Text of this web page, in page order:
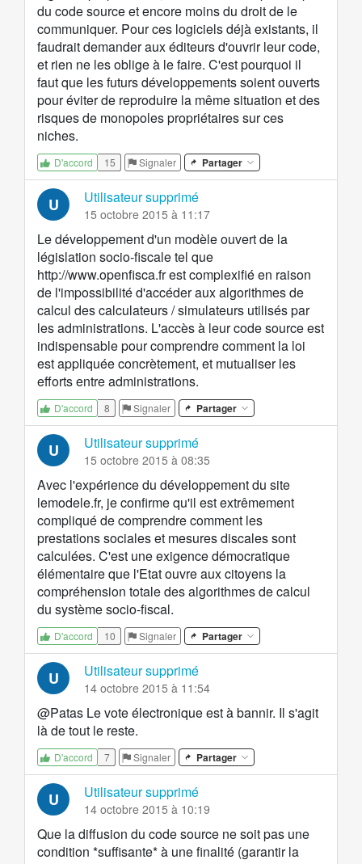
du code source et encore moins du droit de le
communiquer. Pour ces logiciels déjà existants, il
faudrait demander aux éditeurs d'ouvrir leur code,
et rien ne les oblige à le faire. C'est pourquoi il
faut que les futurs développements soient ouverts
pour éviter de reproduire la même situation et des
risques de monopoles propriétaires sur ces
niches.
D'accord 15 Signaler Partager
U Utilisateur supprimé
15 octobre 2015 à 11:17
Le développement d'un modèle ouvert de la
législation socio-fiscale tel que
http://www.openfisca.frest complexifié en raison
de l'impossibilité d'accéder aux algorithmes de
calcul des calculateurs / simulateurs utilisés par
les administrations. L'accès à leur code source est
indispensable pour comprendre comment la loi
est appliquée concrètement, et mutualiser les
efforts entre administrations.
D'accord 8 Signaler Partager
U Utilisateur supprimé
15 octobre 2015 à 08:35
Avec l'expérience du développement du site
lemodele.fr, je confirme qu'il est extrêmement
compliqué de comprendre comment les
prestations sociales et mesures discales sont
calculées. C'est une exigence démocratique
élémentaire que l'Etat ouvre aux citoyens la
compréhension totale des algorithmes de calcul
du système socio-fiscal.
D'accord 10 Signaler Partager
U Utilisateur supprimé
14 octobre 2015 à 11:54
@Patas Le vote électronique est à bannir. Il s'agit
là de tout le reste.
D'accord 7 Signaler Partager
U Utilisateur supprimé
14 octobre 2015 à 10:19
Que la diffusion du code source ne soit pas une
condition *suffisante* à une finalité (garantir la